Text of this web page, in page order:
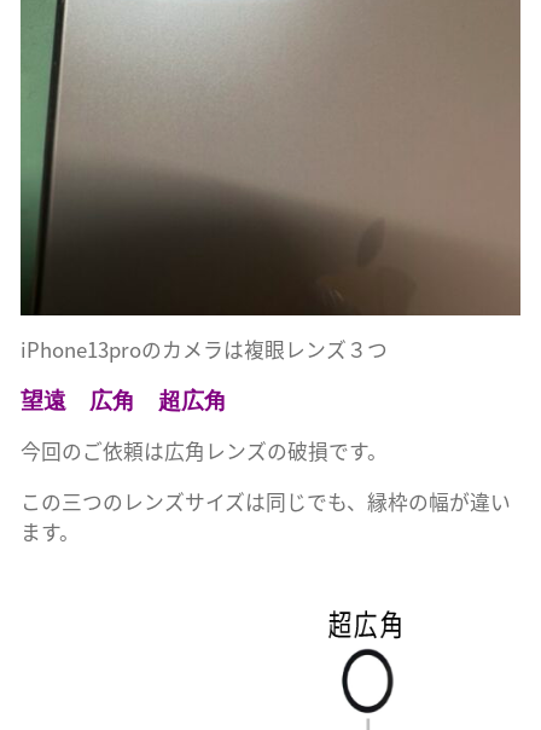
iPhone13proのカメラは複眼レンズ３つ
望遠 広角 超広角
今回のご依頼は広角レンズの破損です。
この三つのレンズサイズは同じでも、縁枠の幅が違い
ます。